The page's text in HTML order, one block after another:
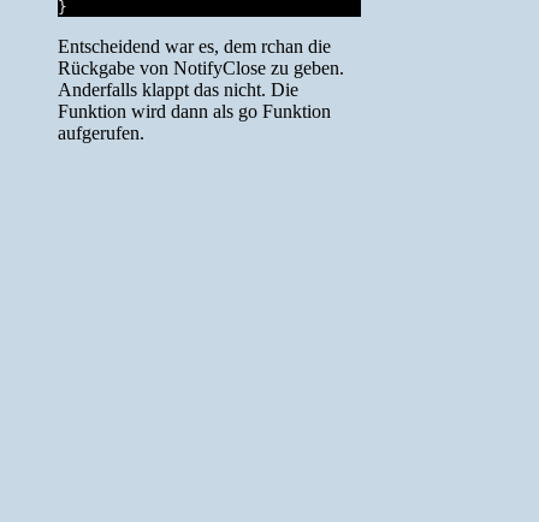
Entscheidend war es, dem rchan die
Rückgabe von NotifyClose zu geben.
Anderfalls klappt das nicht. Die
Funktion wird dann als go Funktion
aufgerufen.